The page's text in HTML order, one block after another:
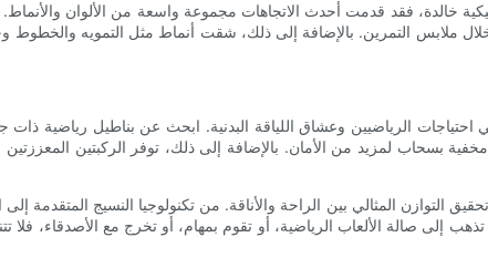
خالدة، فقد قدمت أحدث الاتجاهات مجموعة واسعة من الألوان والأنماط.
ملابس التمرين. بالإضافة إلى ذلك، شقت أنماط مثل التمويه
احتياجات الرياضيين وعشاق اللياقة البدنية. ابحث عن بناطيل
لمزيد من الأمان. بالإضافة إلى ذلك، توفر الركبتين المعززتين
التوازن المثالي بين الراحة والأناقة. من تكنولوجيا النسيج المتقدمة
صالة الألعاب الرياضية، أو تقوم بمهام، أو تخرج مع الأصدقاء، فلا